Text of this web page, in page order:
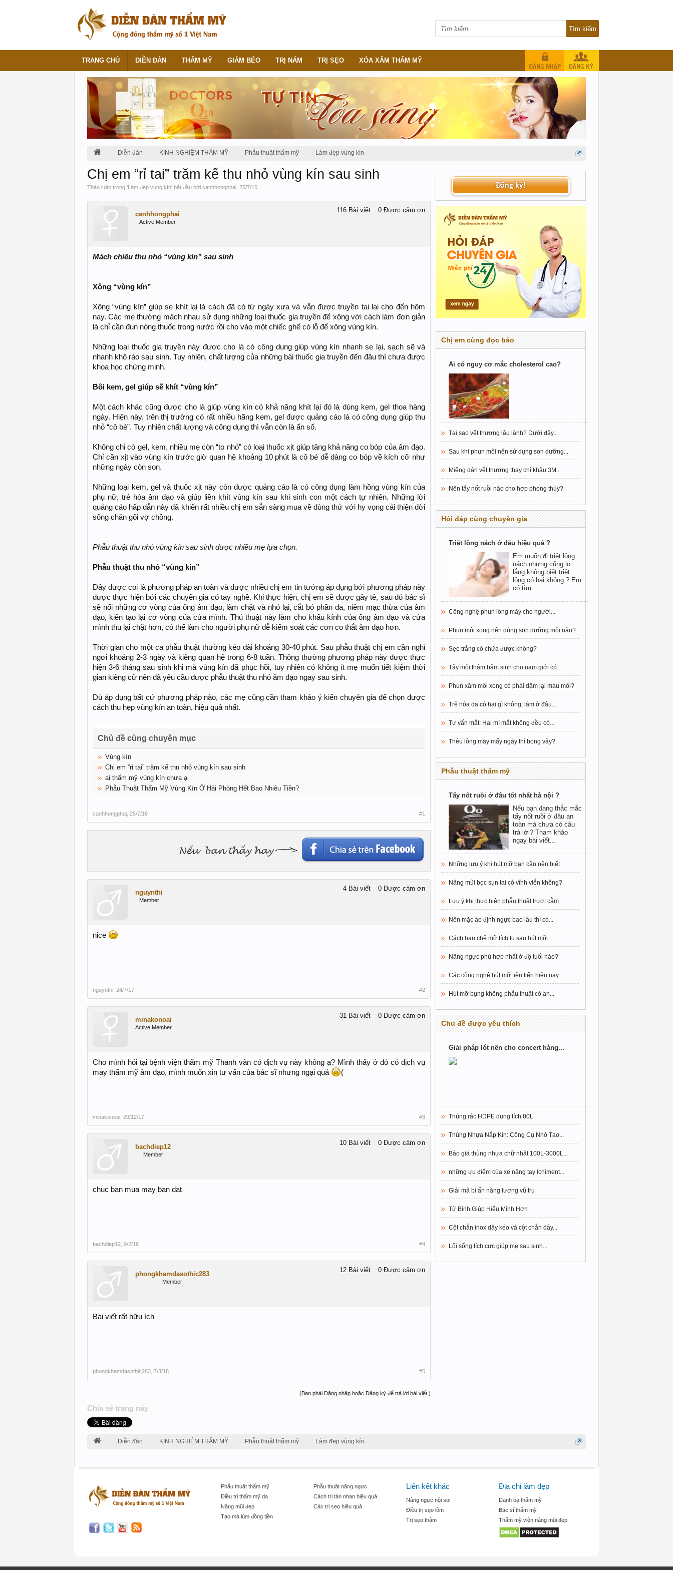
Diễn đàn KINH NGHIỆM THẨM MỸ Phẫu thuật thẩm mỹ Làm đẹp vùng kín
Chị em “rỉ tai” trăm kế thu nhỏ vùng kín sau sinh
Thảo luận trong 'Làm đẹp vùng kín' bắt đầu bởi canhhongphai 25/7/16
canhhongphai
Active Member
116 Bài viết 0 Được cảm ơn
Mách chiêu thu nhỏ “vùng kín” sau sinh
Xông “vùng kín”
Xông “vùng kín” giúp se khít lại là cách đã có từ ngày xưa và vẫn được truyền tai lại cho đến hôm
nay. Các mẹ thường mách nhau sử dụng những loại thuốc gia truyền để xông với cách làm đơn giản
là chỉ cần đun nóng thuốc trong nước rồi cho vào một chiếc ghế có lỗ để xông vùng kín.
Những loại thuốc gia truyền này được cho là có công dụng giúp vùng kín nhanh se lại, sạch sẽ và
nhanh khô ráo sau sinh. Tuy nhiên, chất lượng của những bài thuốc gia truyền đến đâu thì chưa được
khoa học chứng minh.
Bôi kem, gel giúp sẽ khít “vùng kín”
Một cách khác cũng được cho là giúp vùng kín có khả năng khít lại đó là dùng kem, gel thoa hàng
ngày. Hiện này, trên thị trường có rất nhiều hãng kem, gel được quảng cáo là có công dụng giúp thu
nhỏ “cô bé”. Tuy nhiên chất lượng và công dụng thì vẫn còn là ẩn số.
Không chỉ có gel, kem, nhiều mẹ còn “to nhỏ” có loại thuốc xịt giúp tăng khả năng co bóp của âm đạo.
Chỉ cần xịt vào vùng kín trước giờ quan hệ khoảng 10 phút là cô bé dễ dàng co bóp về kích cỡ như
những ngày còn son.
Những loại kem, gel và thuốc xịt này còn được quảng cáo là có công dụng làm hồng vùng kín của
phụ nữ, trẻ hóa âm đạo và giúp liền khít vùng kín sau khi sinh con một cách tự nhiên. Những lời
quảng cáo hấp dẫn này đã khiến rất nhiều chị em sẵn sàng mua về dùng thử với hy vọng cải thiện đời
sống chăn gối vợ chồng.
Phẫu thuật thu nhỏ vùng kín sau sinh được nhiều mẹ lựa chọn.
Phẫu thuật thu nhỏ “vùng kín”
Đây được coi là phương pháp an toàn và được nhiều chị em tin tưởng áp dụng bởi phương pháp này
được thực hiện bởi các chuyên gia có tay nghề. Khi thực hiện, chị em sẽ được gây tê, sau đó bác sĩ
sẽ nối những cơ vòng của ống âm đạo, làm chặt và nhỏ lại, cắt bỏ phần da, niêm mạc thừa của âm
đạo, kiến tạo lại cơ vòng của cửa mình. Thủ thuật này làm cho khẩu kính của ống âm đạo và cửa
mình thu lại chặt hơn, có thể làm cho người phụ nữ dễ kiểm soát các cơn co thắt âm đạo hơn.
Thời gian cho một ca phẫu thuật thường kéo dài khoảng 30-40 phút. Sau phẫu thuật chị em cần nghỉ
ngơi khoảng 2-3 ngày và kiêng quan hệ trong 6-8 tuần. Thông thường phương pháp này được thực
hiện 3-6 tháng sau sinh khi mà vùng kín đã phục hồi, tuy nhiên có không ít mẹ muốn tiết kiệm thời
gian kiêng cữ nên đã yêu cầu được phẫu thuật thu nhỏ âm đạo ngay sau sinh.
Dù áp dụng bất cứ phương pháp nào, các mẹ cũng cần tham khảo ý kiến chuyên gia để chọn được
cách thu hẹp vùng kín an toàn, hiệu quả nhất.
Chủ đề cùng chuyên mục
Vùng kín
Chị em “rỉ tai” trăm kế thu nhỏ vùng kín sau sinh
ai thẩm mỹ vùng kín chưa ạ
Phẫu Thuật Thẩm Mỹ Vùng Kín Ở Hải Phòng Hết Bao Nhiêu Tiền?
canhhongphai 25/7/16 #1
nguynthi
Member
4 Bài viết 0 Được cảm ơn
nice
nguynthi 24/7/17 #2
minakonoai
Active Member
31 Bài viết 0 Được cảm ơn
Cho mình hỏi tại bệnh viện thẩm mỹ Thanh vân có dịch vụ này không ạ? Mình thấy ở đó có dịch vụ
may thẩm mỹ âm đạo, mình muốn xin tư vấn của bác sĩ nhưng ngại quá
(
minakonoai 29/12/17 #3
bachdiep12
Member
10 Bài viết 0 Được cảm ơn
chuc ban mua may ban dat
bachdiep12 9/2/18 #4
phongkhamdasothic283
Member
12 Bài viết 0 Được cảm ơn
Bài viết rất hữu ích
phongkhamdasothic283 7/3/18 #5
(Bạn phải Đăng nhập hoặc Đăng ký để trả lời bài viết.)
Chia sẻ trang này
Đăng ký!
Chị em cùng đọc báo
Ai có nguy cơ mắc cholesterol cao?
Tại sao vết thương lâu lành? Dưới đây...
Sau khi phun môi nên sử dụng son dưỡng...
Miếng dán vết thương thay chỉ khâu 3M...
Nên tẩy nốt ruồi nào cho hợp phong thủy?
Hỏi đáp cùng chuyên gia
Triệt lông nách ở đâu hiệu quả ?
Em muốn đi triệt lông
nách nhưng cũng lo
lắng không biết triệt
lông có hại không ? Em
có tìm...
Công nghệ phun lông mày cho người...
Phun môi xong nên dùng son dưỡng môi nào?
Sẹo trắng có chữa được không?
Tẩy môi thâm bẩm sinh cho nam giới có...
Phun xăm môi xong có phải dặm lại màu môi?
Trẻ hóa da có hại gì không, làm ở đâu...
Tư vấn mắt: Hai mí mắt không đều có...
Thêu lông mày mấy ngày thì bong vảy?
Phẫu thuật thẩm mỹ
Tẩy nốt ruồi ở đâu tốt nhất hà nội ?
Nếu bạn đang thắc mắc
tẩy nốt ruồi ở đâu an
toàn mà chưa có câu
trả lời? Tham khảo
ngay bài viết...
Những lưu ý khi hút mỡ bạn cần nên biết
Nâng mũi bọc sụn tai có vĩnh viễn không?
Lưu ý khi thực hiện phẫu thuật trượt cằm
Nên mặc áo định ngực bao lâu thì có...
Cách hạn chế mỡ tích tụ sau hút mỡ...
Nâng ngực phù hợp nhất ở độ tuổi nào?
Các công nghệ hút mỡ tiên tiến hiện nay
Hút mỡ bụng không phẫu thuật có an...
Chủ đề được yêu thích
Giải pháp lót nền cho concert hàng...
Thùng rác HDPE dung tích 80L
Thùng Nhựa Nắp Kín: Công Cụ Nhỏ Tạo...
Báo giá thùng nhựa chữ nhật 100L-3000L...
những ưu điểm của xe nâng tay Ichiment...
Giải mã bí ẩn năng lượng vũ trụ
Tử Bình Giúp Hiểu Mình Hơn
Cột chắn inox dây kéo và cột chắn dây...
Lối sống tích cực giúp mẹ sau sinh...
Diễn đàn KINH NGHIỆM THẨM MỸ Phẫu thuật thẩm mỹ Làm đẹp vùng kín
TRANG CHỦ DIỄN ĐÀN THẨM MỸ GIẢM BÉO TRỊ NÁM TRỊ SẸO XÓA XĂM THẨM MỸ
Phẫu thuật thẩm mỹ
Điều trị thẩm mỹ da
Nâng mũi đẹp
Tạo mà lúm đồng tiền
Phẫu thuật nâng ngực
Cách trị tàn nhan hiệu quả
Các trị sẹo hiệu quả
Liên kết khác
Nâng ngực nội soi
Điều trị sẹo lõm
Trị sẹo thâm
Địa chỉ làm đẹp
Danh bạ thẩm mỹ
Bác sĩ thẩm mỹ
Thẩm mỹ viện nâng mũi đẹp